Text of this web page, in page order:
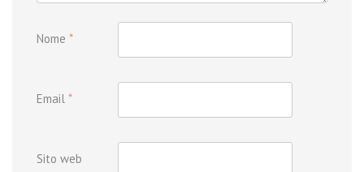
Nome *
Email *
Sito web